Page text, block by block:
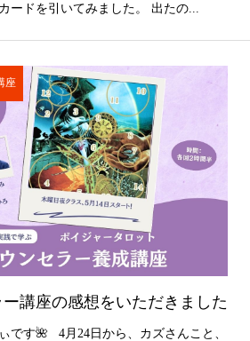
ードを引いてみました。 出たの...
座
講座の感想をいただきました
です🌺 4月24日から、カズさんこと、